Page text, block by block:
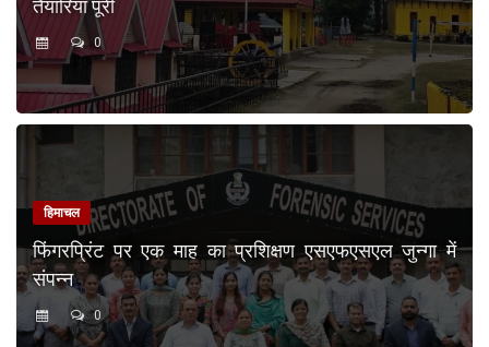
तैयारियां पूरी
0
हिमाचल
फिंगरप्रिंट पर एक माह का प्रशिक्षण एसएफएसएल जुन्गा में
संपन्न
0